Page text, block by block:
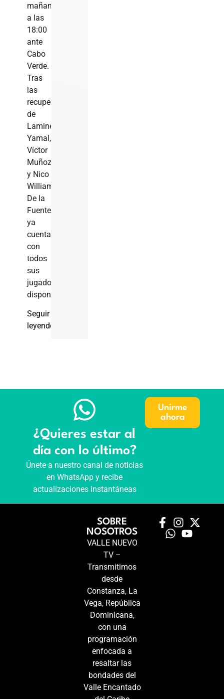
mañana
a las
18:00
ante
Cabo
Verde.
Tras
las
recuperaciones
de
Lamine
Yamal,
Víctor
Muñoz
y Nico
Williams,
De la
Fuente
ya
cuenta
con
todos
sus
jugadores
disponibles.
Seguir
leyendo
¿Quieres estar al
día con lo último?
Únete a nuestro canal de noticias
en WhatsApp y recibe
actualizaciones instantáneas
Unirme
ahora
SOBRE
NOSOTROS
VALLE NUEVO
TV –
Transmitimos
desde
Constanza, La
Vega, República
Dominicana,
con una
programación
enfocada a
resaltar las
bondades del
Valle Encantado